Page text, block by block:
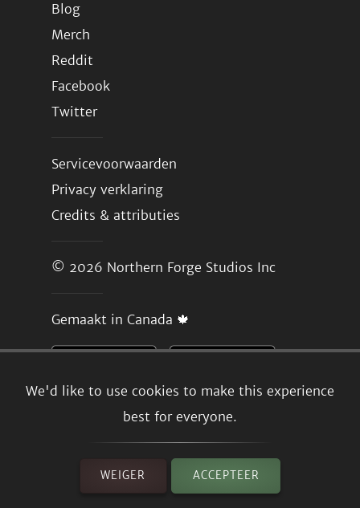
We'd like to use cookies to make this experience
best for everyone.
WEIGER ACCEPTEER
Blog
Merch
Reddit
Facebook
Twitter
Servicevoorwaarden
Privacy verklaring
Credits & attributies
© 2026 Northern Forge Studios Inc
Gemaakt in Canada 🍁